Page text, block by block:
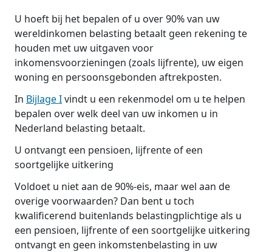
U hoeft bij het bepalen of u over 90% van uw
wereldinkomen belasting betaalt geen rekening te
houden met uw uitgaven voor
inkomensvoorzieningen (zoals lijfrente), uw eigen
woning en persoonsgebonden aftrekposten.
In Bijlage Ivindt u een rekenmodel om u te helpen
bepalen over welk deel van uw inkomen u in
Nederland belasting betaalt.
U ontvangt een pensioen, lijfrente of een
soortgelijke uitkering
Voldoet u niet aan de 90%-eis, maar wel aan de
overige voorwaarden? Dan bent u toch
kwalificerend buitenlands belastingplichtige als u
een pensioen, lijfrente of een soortgelijke uitkering
ontvangt en geen inkomstenbelasting in uw